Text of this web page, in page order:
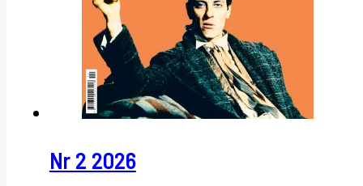
Nr 2 2026